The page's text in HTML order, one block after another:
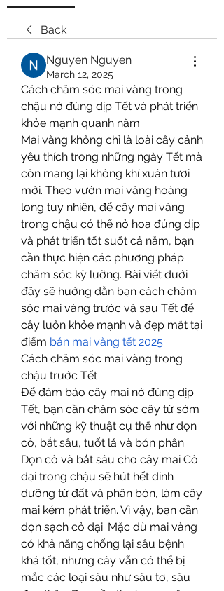
Back
Nguyen Nguyen
March 12, 2025
Cách chăm sóc mai vàng trong
chậu nở đúng dịp Tết và phát triển
khỏe mạnh quanh năm
Mai vàng không chỉ là loài cây cảnh
yêu thích trong những ngày Tết mà
còn mang lại không khí xuân tươi
mới. Theo vườn mai vàng hoàng
long tuy nhiên, để cây mai vàng
trong chậu có thể nở hoa đúng dịp
và phát triển tốt suốt cả năm, bạn
cần thực hiện các phương pháp
chăm sóc kỹ lưỡng. Bài viết dưới
đây sẽ hướng dẫn bạn cách chăm
sóc mai vàng trước và sau Tết để
cây luôn khỏe mạnh và đẹp mắt tại
điểm bán mai vàng tết 2025
Cách chăm sóc mai vàng trong
chậu trước Tết
Để đảm bảo cây mai nở đúng dịp
Tết, bạn cần chăm sóc cây từ sớm
với những kỹ thuật cụ thể như dọn
cỏ, bắt sâu, tuốt lá và bón phân.
Dọn cỏ và bắt sâu cho cây mai Cỏ
dại trong chậu sẽ hút hết dinh
dưỡng từ đất và phân bón, làm cây
mai kém phát triển. Vì vậy, bạn cần
dọn sạch cỏ dại. Mặc dù mai vàng
có khả năng chống lại sâu bệnh
khá tốt, nhưng cây vẫn có thể bị
mắc các loại sâu như sâu tơ, sâu